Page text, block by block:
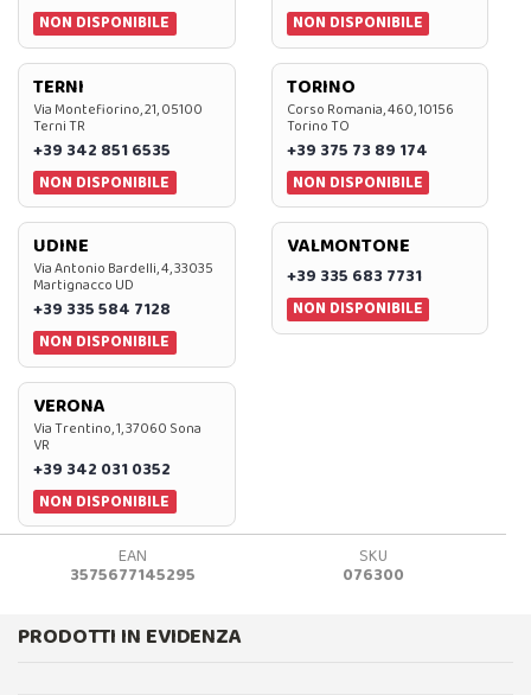
NON DISPONIBILE
NON DISPONIBILE
TERNI
Via Montefiorino, 21, 05100
Terni TR
+39 342 851 6535
NON DISPONIBILE
TORINO
Corso Romania, 460, 10156
Torino TO
+39 375 73 89 174
NON DISPONIBILE
UDINE
Via Antonio Bardelli, 4, 33035
Martignacco UD
+39 335 584 7128
NON DISPONIBILE
VALMONTONE
+39 335 683 7731
NON DISPONIBILE
VERONA
Via Trentino, 1, 37060 Sona
VR
+39 342 031 0352
NON DISPONIBILE
EAN
3575677145295
SKU
076300
PRODOTTI IN EVIDENZA